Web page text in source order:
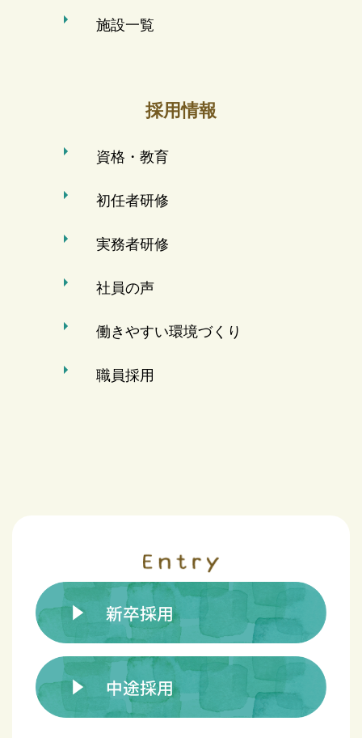
施設一覧
採用情報
資格・教育
初任者研修
実務者研修
社員の声
働きやすい環境づくり
職員採用